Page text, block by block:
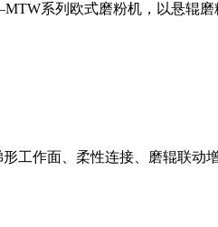
系列欧式磨粉机，以悬辊
工作面、柔性连接、磨辊联动